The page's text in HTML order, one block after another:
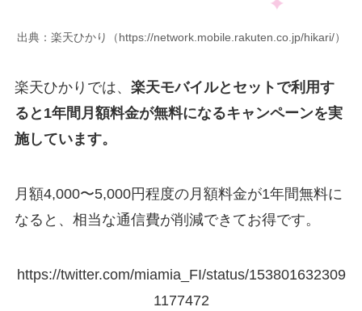
出典：楽天ひかり（https://network.mobile.rakuten.co.jp/hikari/）
楽天ひかりでは、 楽天モバイルとセットで利用す
ると1年間月額料金が無料になるキャンペーンを実
施しています。
月額4,000〜5,000円程度の月額料金が1年間無料に
なると、相当な通信費が削減できてお得です。
https://twitter.com/miamia_FI/status/153801632309
1177472